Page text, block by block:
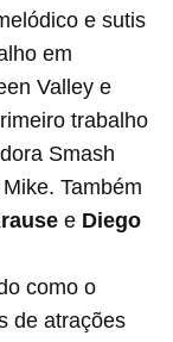
e sutis
em
Valley e
trabalho
Smash
Também
e Diego
como o
de atrações